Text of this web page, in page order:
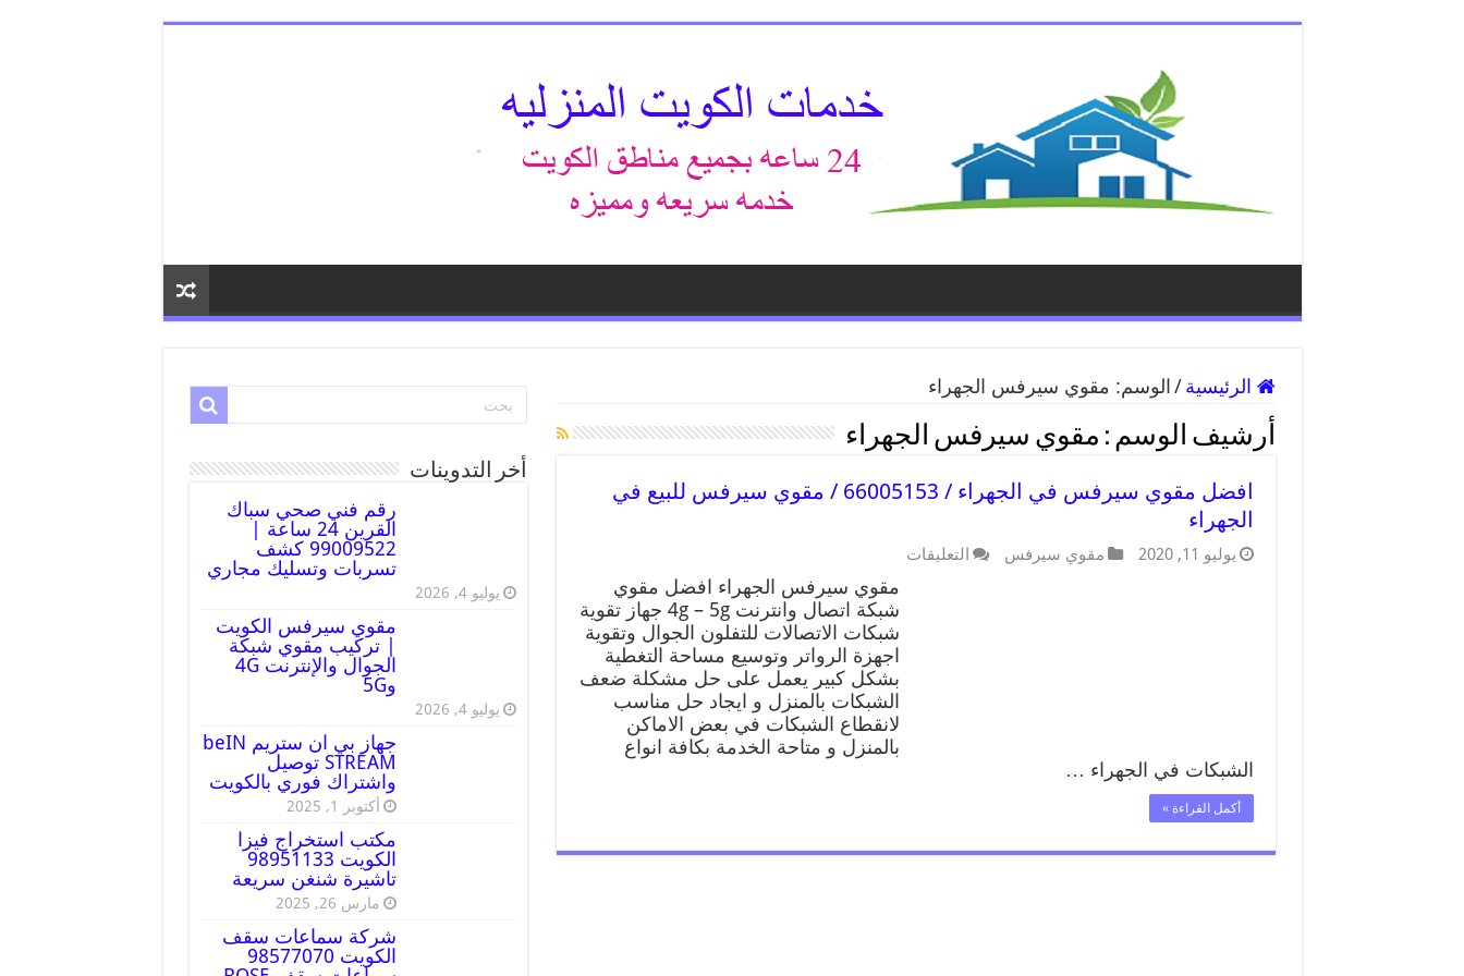
الرئيسية / الوسم: مقوي سيرفس الجهراء
أرشيف الوسم : مقوي سيرفس الجهراء
افضل مقوي سيرفس في الجهراء / 66005153 / مقوي سيرفس للبيع في
الجهراء
يوليو 11, 2020 مقوي سيرفس التعليقات
مقوي سيرفس الجهراء افضل مقوي
شبكة اتصال وانترنت 4g – 5g جهاز تقوية
شبكات الاتصالات للتفلون الجوال وتقوية
اجهزة الرواتر وتوسيع مساحة التغطية
بشكل كبير يعمل على حل مشكلة ضعف
الشبكات بالمنزل و ايجاد حل مناسب
لانقطاع الشبكات في بعض الاماكن
بالمنزل و متاحة الخدمة بكافة انواع
الشبكات في الجهراء …
أكمل القراءة »
أخر التدوينات
رقم فني صحي سباك
القرين 24 ساعة |
99009522 كشف
تسربات وتسليك مجاري
يوليو 4, 2026
مقوي سيرفس الكويت
| تركيب مقوي شبكة
الجوال والإنترنت 4G
و5G
يوليو 4, 2026
جهاز بي ان ستريم beIN
STREAM توصيل
واشتراك فوري بالكويت
أكتوبر 1, 2025
مكتب استخراج فيزا
الكويت 98951133
تاشيرة شنغن سريعة
مارس 26, 2025
شركة سماعات سقف
الكويت 98577070